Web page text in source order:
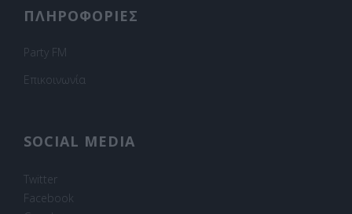
ΠΛΗΡΟΦΟΡΙΕΣ
Party FM
Επικοινωνία
SOCIAL MEDIA
Twitter
Facebook